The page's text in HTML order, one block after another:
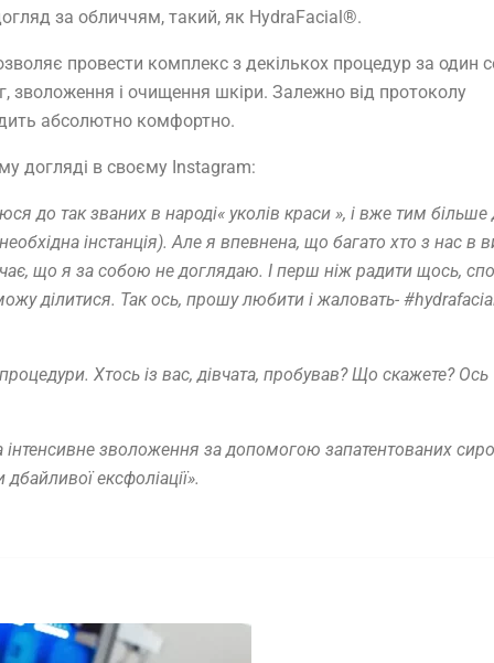
за обличчям, такий, як HydraFacial®.
провести комплекс з декількох процедур за один
зволоження і очищення шкіри. Залежно від протоколу
абсолютно комфортно.
догляді в своєму Instagram:
до так званих в народі« уколів краси », і вже тим більше
інстанція). Але я впевнена, що багато хто з нас в
що я за собою не доглядаю. І перш ніж радити щось,
ділитися. Так ось, прошу любити і жаловать-
Хтось із вас, дівчата, пробував? Що скажете? Ось
зволоження за допомогою запатентованих
ексфоліації».